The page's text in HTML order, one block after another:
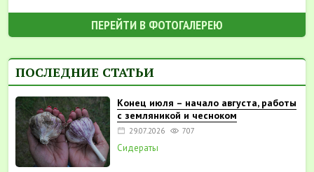
ПЕРЕЙТИ В ФОТОГАЛЕРЕЮ
ПОСЛЕДНИЕ СТАТЬИ
Конец июля – начало августа, работы
с земляникой и чесноком
29.07.2026 707
Сидераты